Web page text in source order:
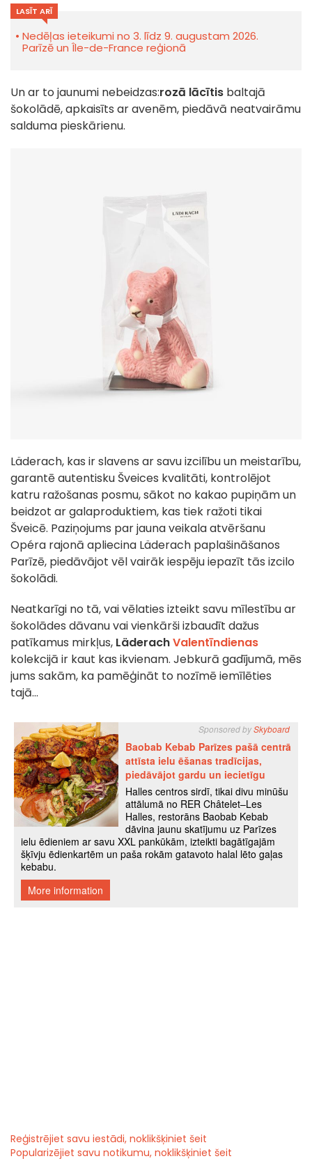
LASĪT ARĪ
Nedēļas ieteikumi no 3. līdz 9. augustam 2026.
Parīzē un Île-de-France reģionā
Un ar to jaunumi nebeidzas:rozā lācītis baltajā
šokolādē, apkaisīts ar avenēm, piedāvā neatvairāmu
salduma pieskārienu.
Läderach, kas ir slavens ar savu izcilību un meistarību,
garantē autentisku Šveices kvalitāti, kontrolējot
katru ražošanas posmu, sākot no kakao pupiņām un
beidzot ar galaproduktiem, kas tiek ražoti tikai
Šveicē. Paziņojums par jauna veikala atvēršanu
Opéra rajonā apliecina Läderach paplašināšanos
Parīzē, piedāvājot vēl vairāk iespēju iepazīt tās izcilo
šokolādi.
Neatkarīgi no tā, vai vēlaties izteikt savu mīlestību ar
šokolādes dāvanu vai vienkārši izbaudīt dažus
patīkamus mirkļus, LäderachValentīndienas
kolekcijā ir kaut kas ikvienam. Jebkurā gadījumā, mēs
jums sakām, ka pamēģināt to nozīmē iemīlēties
tajā...
Reģistrējiet savu iestādi, noklikšķiniet šeit
Popularizējiet savu notikumu, noklikšķiniet šeit